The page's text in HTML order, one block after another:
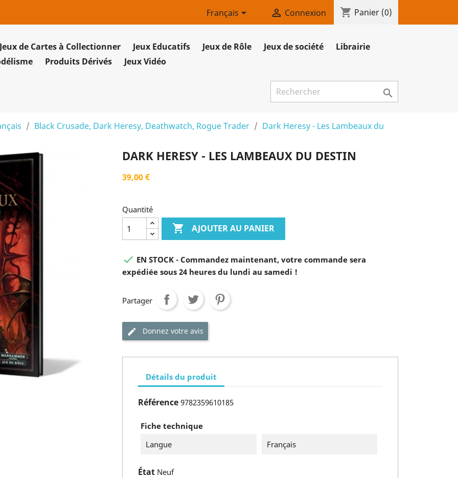
Français  Connexion shopping_cart Panier (0)
Jeux de Cartes à Collectionner Jeux Educatifs Jeux de Rôle Jeux de société
Librairie
Produits Dérivés Jeux Vidéo

Black Crusade, Dark Heresy, Deathwatch, Rogue Trader Dark Heresy - Les Lambeaux du
DARK HERESY - LES LAMBEAUX DU DESTIN
39,00 €
Quantité
 AJOUTER AU PANIER
 EN STOCK - Commandez maintenant, votre commande sera
expédiée sous 24 heures du lundi au samedi !
Partager
Donnez votre avis
Détails du produit
Référence 9782359610185
Fiche technique
Langue
Français
État Neuf